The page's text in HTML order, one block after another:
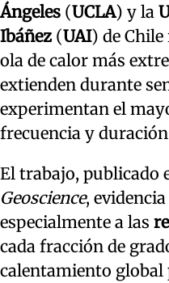
Ángeles (UCLA) y la
Ibáñez(UAI) de Chile
ola de calor más
extienden durante
experimentan el
frecuencia y
El trabajo, publicado
Geoscience,
especialmente a las
cada fracción de
calentamiento